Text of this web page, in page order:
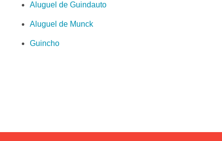
Aluguel de Guindauto
Aluguel de Munck
Guincho